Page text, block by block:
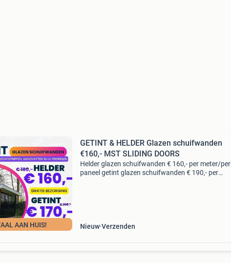
AAN HUIS!
GETINT & HELDER Glazen schuifwanden
€160,- MST SLIDING DOORS
Helder glazen schuifwanden € 160,- per meter/per
paneel getint glazen schuifwanden € 190,- per
Nieuw Verzenden